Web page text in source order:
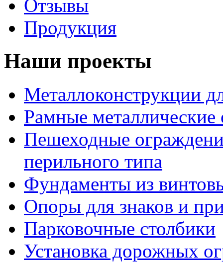
Отзывы
Продукция
Наши проекты
Металлоконструкции
Рамные
Пешеходные
перильного типа
Фундаменты из
Опоры для знаков и
Парковочные столбики
Установка дорожных